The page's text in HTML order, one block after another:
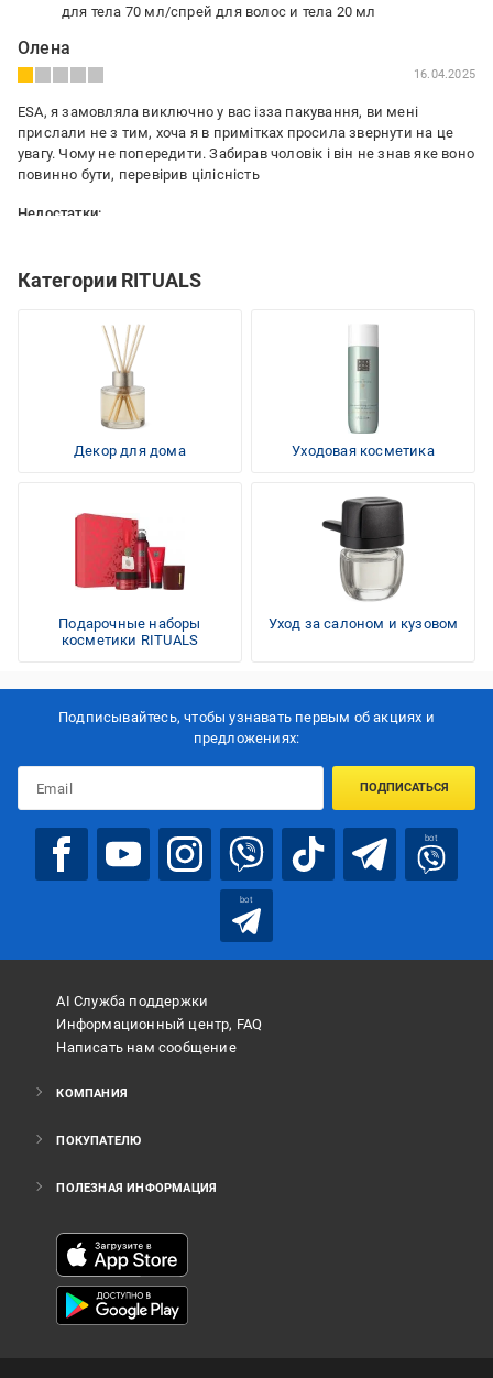
для тела 70 мл/спрей для волос и тела 20 мл
Олена
16.04.2025
ESA, я замовляла виключно у вас ізза пакування, ви мені
прислали не з тим, хоча я в примітках просила звернути на це
увагу. Чому не попередити. Забирав чоловік і він не знав яке воно
повинно бути, перевірив цілісність
Недостатки:
Категории RITUALS
Декор для дома Уходовая косметика
Подарочные наборы
косметики RITUALS
Уход за салоном и кузовом
Подписывайтесь, чтобы узнавать первым об акцияx и
предложениях:
ПОДПИСАТЬСЯ
bot
bot
AI Служба поддержки
Информационный центр, FAQ
Написать нам сообщение
КОМПАНИЯ
ПОКУПАТЕЛЮ
ПОЛЕЗНАЯ ИНФОРМАЦИЯ